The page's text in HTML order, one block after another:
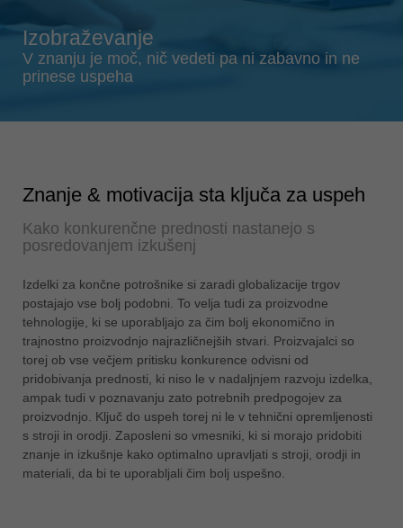
Slovenija
türkçe
english
Việt Nam
tiếng việt
中国
中文
ประเทศไทย
ไทย
Україна
Izobraževanje
V znanju je moč, nič vedeti pa ni zabavno in ne
prinese uspeha
Znanje & motivacija sta ključa za uspeh
Kako konkurenčne prednosti nastanejo s
posredovanjem izkušenj
Izdelki za končne potrošnike si zaradi globalizacije trgov
postajajo vse bolj podobni. To velja tudi za proizvodne
tehnologije, ki se uporabljajo za čim bolj ekonomično in
trajnostno proizvodnjo najrazličnejših stvari. Proizvajalci so
torej ob vse večjem pritisku konkurence odvisni od
pridobivanja prednosti, ki niso le v nadaljnjem razvoju izdelka,
ampak tudi v poznavanju zato potrebnih predpogojev za
proizvodnjo. Ključ do uspeh torej ni le v tehnični opremljenosti
s stroji in orodji. Zaposleni so vmesniki, ki si morajo pridobiti
znanje in izkušnje kako optimalno upravljati s stroji, orodji in
materiali, da bi te uporabljali čim bolj uspešno.